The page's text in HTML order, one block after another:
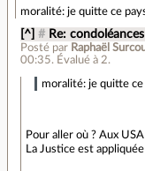
moralité: je quitte ce
[^] # Re: condoléances
Posté par Raphaël
00:35. Évalué à 2.
moralité: je quitte ce
Pour aller où ? Aux USA
La Justice est